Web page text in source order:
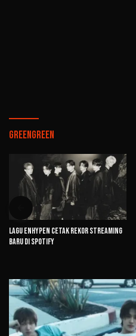
GREENGREEN
Lagu ENHYPEN Cetak Rekor Streaming
Baru di Spotify